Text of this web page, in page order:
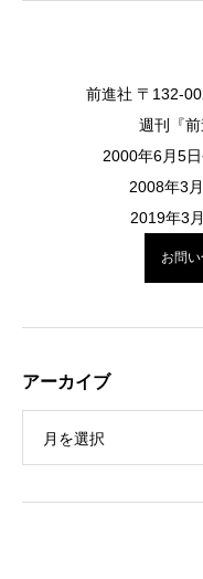
前進社 〒132-
週刊『
2000年6月5
2008年3
2019年3
お問い
アーカイブ
月を選択